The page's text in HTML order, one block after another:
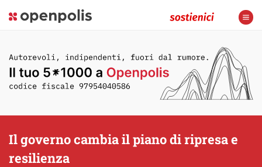
Il governo cambia il piano di ripresa e
resilienza